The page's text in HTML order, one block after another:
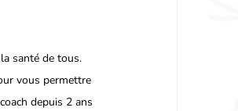
santé de tous.
vous permettre
depuis 2 ans